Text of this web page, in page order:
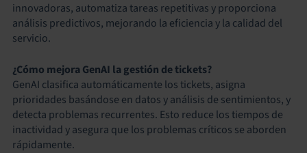
innovadoras, automatiza tareas repetitivas y proporciona
análisis predictivos, mejorando la eficiencia y la calidad del
servicio.
¿Cómo mejora GenAI la gestión de tickets?
GenAI clasifica automáticamente los tickets, asigna
prioridades basándose en datos y análisis de sentimientos, y
detecta problemas recurrentes. Esto reduce los tiempos de
inactividad y asegura que los problemas críticos se aborden
rápidamente.